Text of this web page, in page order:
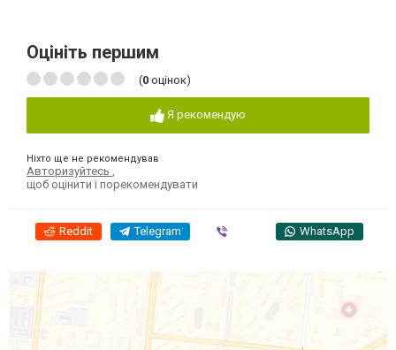
Оцініть першим
(0 оцінок)
Я рекомендую
Ніхто ще не рекомендував
Авторизуйтесь
щоб оцінити і порекомендувати
Reddit Telegram WhatsApp